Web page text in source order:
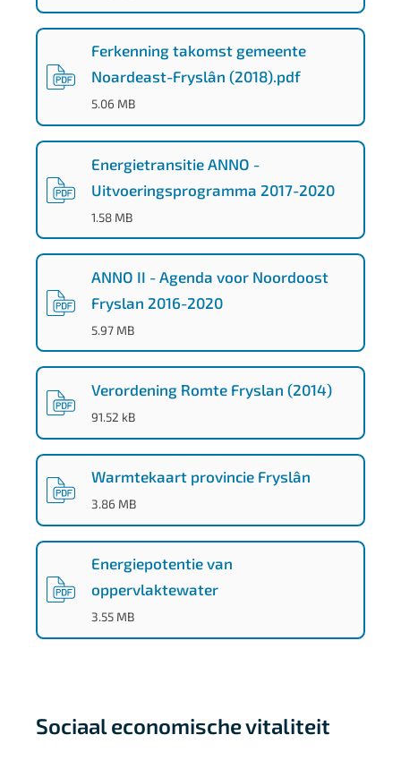
f
9
b
3
5
c
0
2
1
c
4
6
Ferkenning takomst gemeente
Noardeast-Fryslân (2018).pdf
(
PDF
-
5.06 MB)
Energietransitie ANNO -
Uitvoeringsprogramma 2017-2020
(PDF
-1.58 MB)
ANNO II - Agenda voor Noordoost
Fryslan 2016-2020
(
PDF
-
5.97 MB)
Verordening Romte Fryslan (2014)
(
PDF
-
91.52 kB)
Warmtekaart provincie Fryslân
(
PDF
-
3.86 MB)
Energiepotentie van
oppervlaktewater
(
PDF
-
3.55 MB)
Sociaal economische vitaliteit